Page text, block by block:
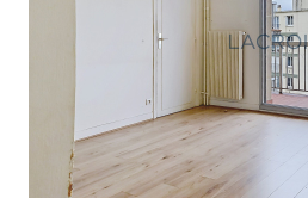
voir le bien